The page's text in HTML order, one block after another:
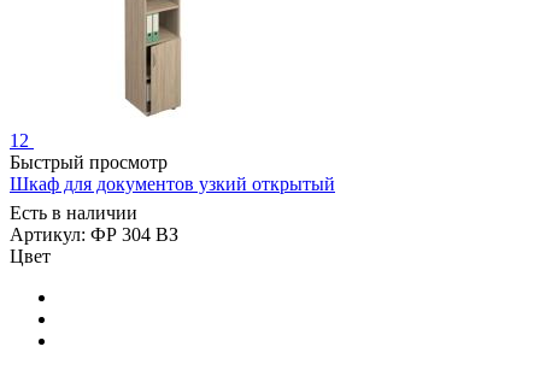
12
Быстрый просмотр
Шкаф для документов узкий открытый
Есть в наличии
Артикул: ФР 304 ВЗ
Цвет